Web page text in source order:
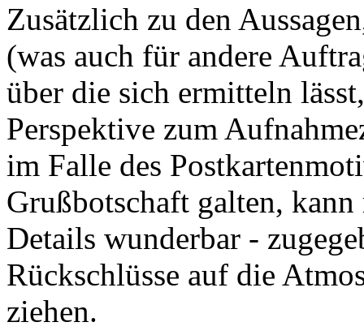
Zusätzlich zu den
(was auch für andere
über die sich ermitteln
Perspektive zum
im Falle des
Grußbotschaft galten,
Details wunderbar -
Rückschlüsse auf die
ziehen.